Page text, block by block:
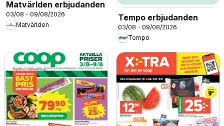
Matvärlden erbjudanden
03/08 - 09/08/2026
Matvärlden
Tempo erbjudanden
03/08 - 09/08/2026
Tempo